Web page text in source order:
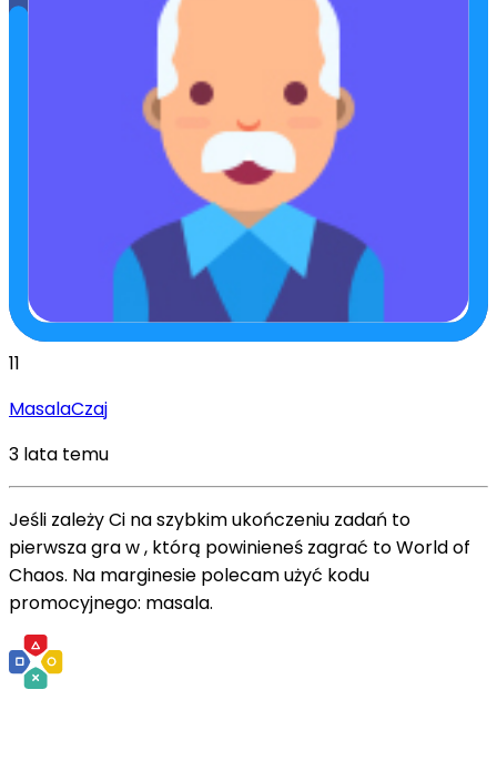
11
MasalaCzaj
3 lata temu
Jeśli zależy Ci na szybkim ukończeniu zadań to
pierwsza gra w , którą powinieneś zagrać to World of
Chaos. Na marginesie polecam użyć kodu
promocyjnego: masala.